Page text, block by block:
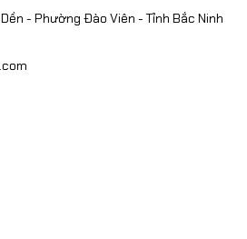
- Phường Đào Viên - Tỉnh Bắc Ninh